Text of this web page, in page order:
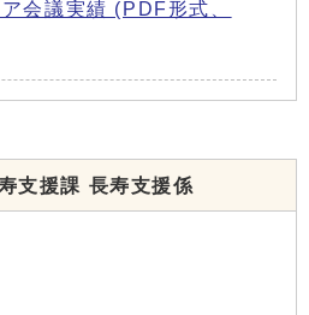
会議実績 (PDF形式、
支援課 長寿支援係